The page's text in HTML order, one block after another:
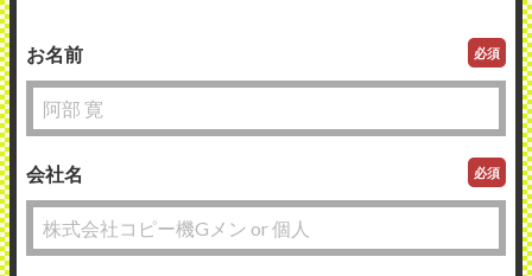
お名前 必須
会社名 必須